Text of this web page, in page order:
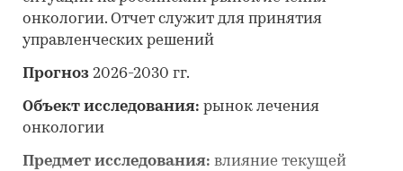
онкологии. Отчет служит для принятия
управленческих решений
Прогноз 2026-2030 гг.
Объект исследования: рынок лечения
онкологии
Предмет исследования: влияние текущей